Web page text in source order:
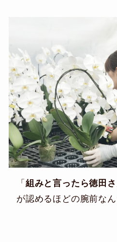
「 組みと言ったら徳田さ
が認めるほどの腕前なん